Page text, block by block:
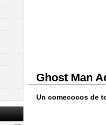
Ghost Man
Un comecocos de